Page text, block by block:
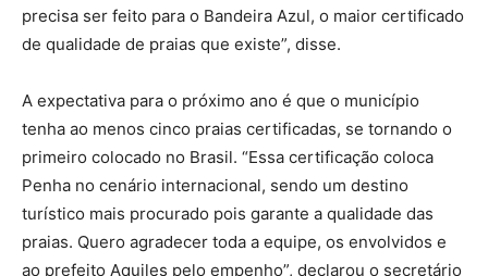
precisa ser feito para o Bandeira Azul, o maior certificado
de qualidade de praias que existe”, disse.
A expectativa para o próximo ano é que o município
tenha ao menos cinco praias certificadas, se tornando o
primeiro colocado no Brasil. “Essa certificação coloca
Penha no cenário internacional, sendo um destino
turístico mais procurado pois garante a qualidade das
praias. Quero agradecer toda a equipe, os envolvidos e
ao prefeito Aquiles pelo empenho”, declarou o secretário